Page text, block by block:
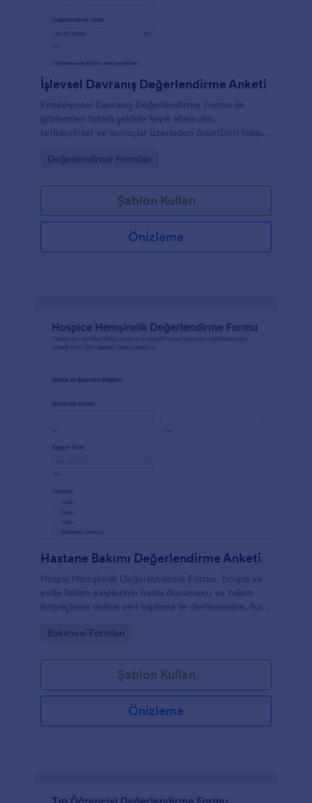
İşlevsel Davranış Değerlendirme Anketi
Fonksiyonel Davranış Değerlendirme Formu ile
gözlemleri tutarlı şekilde kayıt altına alın,
tetikleyiciler ve sonuçlar üzerinden örüntüleri takip
sürecini Jotform’da düzenleyin.
Go to Category:
Değerlendirme Formları
Şablon Kullan
Önizleme
Hastane Bakımı Değerlendirme Anketi
Hospis Hemşirelik Değerlendirme Formu, hospis ve
evde bakım ekiplerinin hasta durumunu ve bakım
ihtiyaçlarını online veri toplama ile derlemesine, form
Go to Category:
Bakımevi Formları
Şablon Kullan
Önizleme